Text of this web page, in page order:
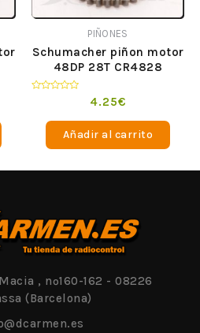
PIÑONES
Schumacher piñon motor
48DP 28T CR4828
4.25€
Añadir al carrito
, nº160-162 - 08226
(Barcelona)